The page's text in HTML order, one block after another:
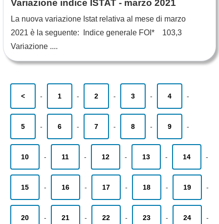
Variazione indice ISTAT - marzo 2021
La nuova variazione Istat relativa al mese di marzo
2021 è la seguente: Indice generale FOI* 103,3
Variazione ....
< - 1 - 2 - 3 - 4 -
5 - 6 - 7 - 8 - 9 -
10 - 11 - 12 - 13 - 14 -
15 - 16 - 17 - 18 - 19 -
20 - 21 - 22 - 23 - 24 -